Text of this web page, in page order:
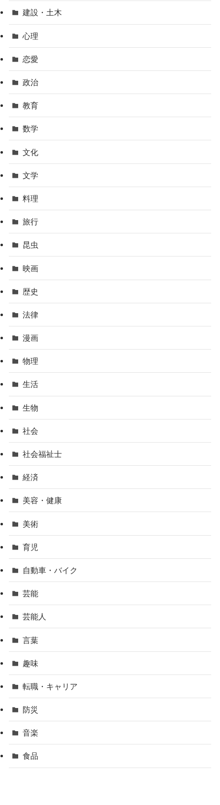
建設・土木
心理
恋愛
政治
教育
数学
文化
文学
料理
旅行
昆虫
映画
歴史
法律
漫画
物理
生活
生物
社会
社会福祉士
経済
美容・健康
美術
育児
自動車・バイク
芸能
芸能人
言葉
趣味
転職・キャリア
防災
音楽
食品